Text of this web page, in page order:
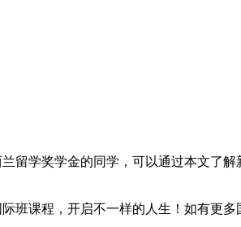
留学奖学金的同学，可以通过本文了
班课程，开启不一样的人生！如有更多